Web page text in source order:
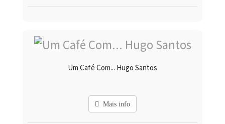
Um Café Com... Hugo Santos
Mais info